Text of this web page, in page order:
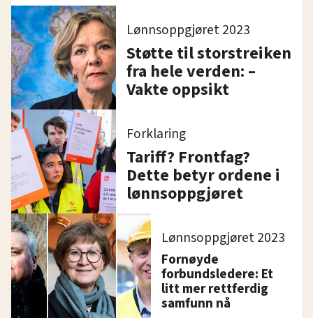
Lønnsoppgjøret 2023
Støtte til storstreiken
fra hele verden: –
Vakte oppsikt
Forklaring
Tariff? Frontfag?
Dette betyr ordene i
lønnsoppgjøret
Lønnsoppgjøret 2023
Fornøyde
forbundsledere: Et
litt mer rettferdig
samfunn nå